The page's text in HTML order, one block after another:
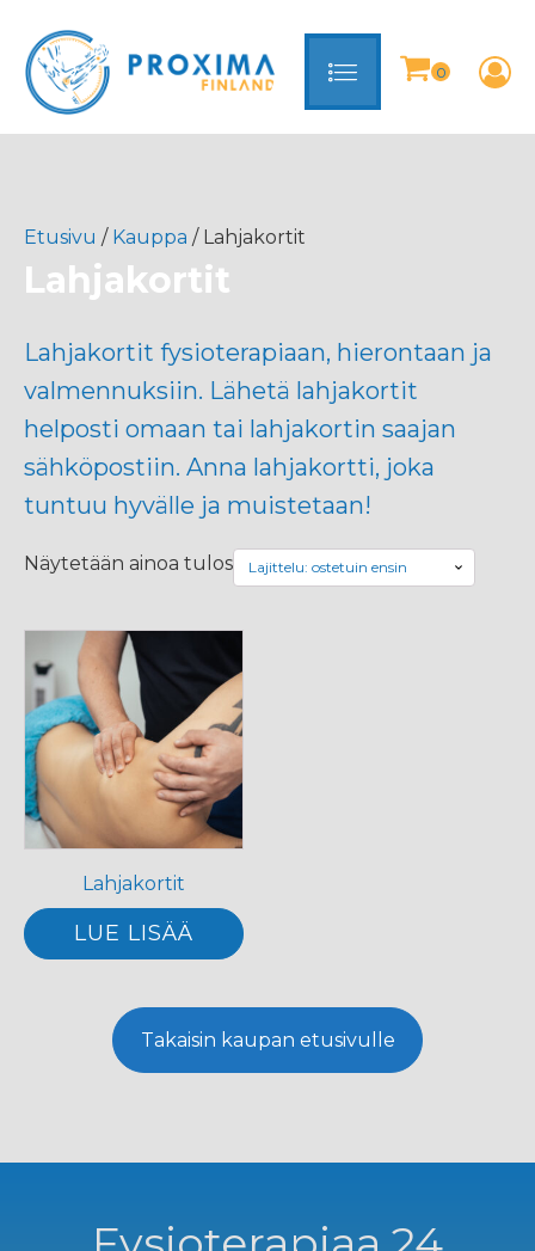
Etusivu / Kauppa / Lahjakortit
Lahjakortit
Lahjakortit fysioterapiaan, hierontaan ja
valmennuksiin. Lähetä lahjakortit
helposti omaan tai lahjakortin saajan
sähköpostiin. Anna lahjakortti, joka
tuntuu hyvälle ja muistetaan!
Näytetään ainoa tulos
Lahjakortit
LUE LISÄÄ
Takaisin kaupan etusivulle